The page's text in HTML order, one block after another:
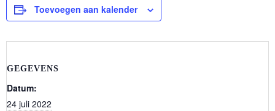
Toevoegen aan kalender
GEGEVENS
Datum:
24 juli 2022